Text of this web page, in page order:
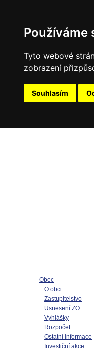
Používáme
Tyto webové
zobrazení
Souhlasím
Obec
O obci
Zastupitelstvo
Usnesení ZO
Vyhlášky
Rozpočet
Ostatní informace
Investiční akce